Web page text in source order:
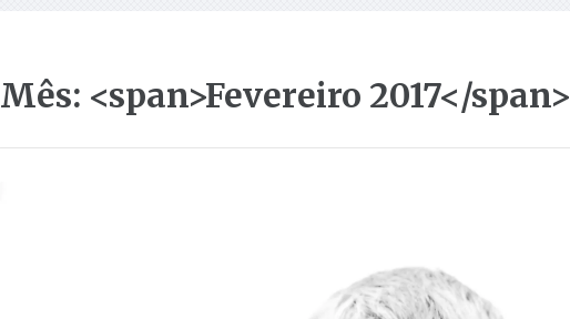
Mês: <span>Fevereiro 2017</span>